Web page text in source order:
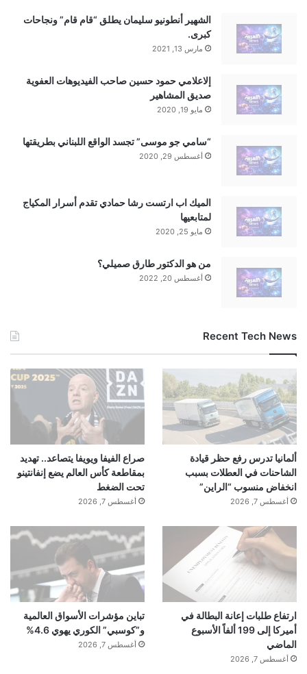
الشهير أنطونيو سليمان يطلق “قام قام” ونجاحات
كبرى.
مارس 13, 2021
إلاعلامي حمود حسين صاحب الفيديوهات العفوية
صديق المشاهير
مايو 19, 2020
“سامي جو موسى” تجسد الواقع اللبناني بطريقتها
أغسطس 29, 2020
الميك اب ارتست رشا حمادي تقدم أسرار المكياج
لمتابعيها
مايو 25, 2020
من هو الدكتور طارق صميلي؟
أغسطس 20, 2022
Recent Tech News
ألمانيا تدرس رفع حظر قيادة
الشاحنات في العطلات بسبب
انخفاض منسوب “الراين”
أغسطس 7, 2026
صراع الفيفا ويويفا يتصاعد.. تهديد
بمقاطعة كأس العالم يضع إنفانتينو
تحت الضغط
أغسطس 7, 2026
ارتفاع طلبات إعانة البطالة في
أميركا إلى 199 ألفاً الأسبوع
الماضي
أغسطس 7, 2026
تباين مؤشرات الأسواق العالمية
و”كوسبي” الكوري يهوي 4.6%
أغسطس 7, 2026